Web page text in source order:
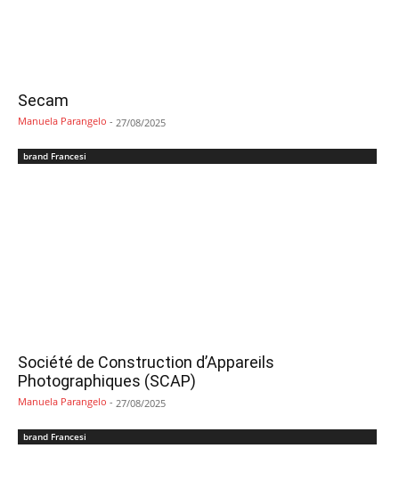
Secam
Manuela Parangelo - 27/08/2025
brand Francesi
Société de Construction d’Appareils
Photographiques (SCAP)
Manuela Parangelo - 27/08/2025
brand Francesi